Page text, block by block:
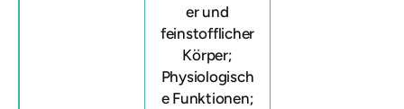
er und
feinstofflicher
Körper;
Physiologisch
e Funktionen;